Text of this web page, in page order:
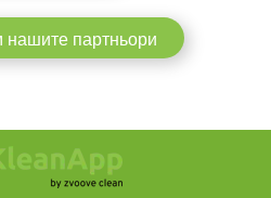
партньори